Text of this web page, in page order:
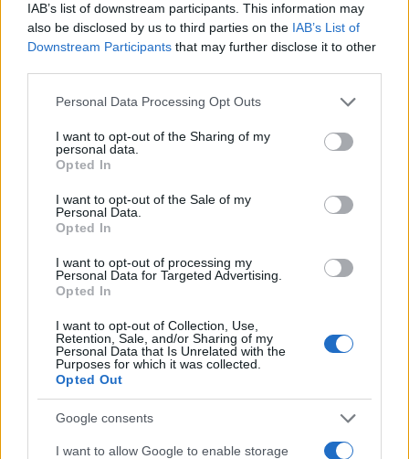
IAB’s list of downstream participants. This information may
also be disclosed by us to third parties on the IAB’s List of
Downstream Participants that may further disclose it to other
Please note that this website/app uses one or more Google
not limited to your visit or usage behaviour. You may click to
grant or deny consent to Google and its third-party tags to
use your data for below specified purposes in below Google
consent section.
Personal Data Processing Opt Outs
I want to opt-out of the Sharing of my
personal data.
Opted In
I want to opt-out of the Sale of my
Personal Data.
Opted In
I want to opt-out of processing my
Personal Data for Targeted Advertising.
Opted In
I want to opt-out of Collection, Use,
Retention, Sale, and/or Sharing of my
Personal Data that Is Unrelated with the
Purposes for which it was collected.
Opted Out
Google consents
I want to allow Google to enable storage
NEWS
Petrolio in calo: Brent a 91,82$, ribassi a due cifre per greggio
QUOTAZIONI CRYPTO
Nome